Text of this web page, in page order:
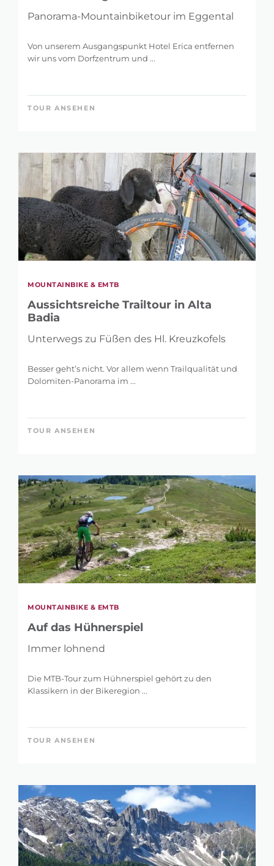
Panorama-Mountainbiketour im Eggental
Von unserem Ausgangspunkt Hotel Erica entfernen
wir uns vom Dorfzentrum und ...
TOUR ANSEHEN
MOUNTAINBIKE & EMTB
Aussichtsreiche Trailtour in Alta
Badia
Unterwegs zu Füßen des Hl. Kreuzkofels
Besser geht’s nicht. Vor allem wenn Trailqualität und
Dolomiten-Panorama im ...
TOUR ANSEHEN
MOUNTAINBIKE & EMTB
Auf das Hühnerspiel
Immer lohnend
Die MTB-Tour zum Hühnerspiel gehört zu den
Klassikern in der Bikeregion ...
TOUR ANSEHEN